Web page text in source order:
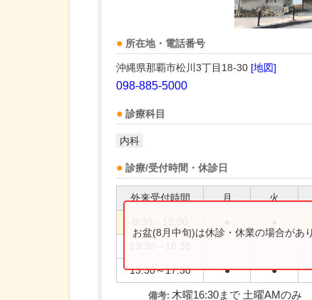
所在地・電話番号
沖縄県那覇市松川3丁目18-30 [地図]
098-885-5000
診療科目
内科
診療/受付時間・休診日
外来受付時間 月 火
13:30～17:30 ● ●
お盆(8月中旬)は休診・休業の場合があ
備考: 木曜16:30まで 土曜AMのみ